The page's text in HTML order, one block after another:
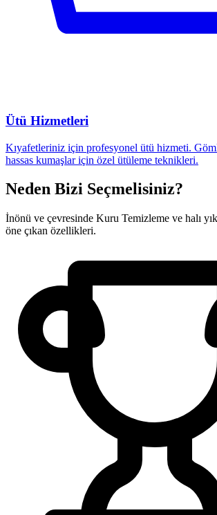
Ütü Hizmetleri
Kıyafetleriniz için profesyonel ütü hizmeti.
hassas kumaşlar için özel ütüleme teknikleri.
Neden Bizi Seçmelisiniz?
İnönü ve çevresinde Kuru Temizleme ve halı
öne çıkan özellikleri.